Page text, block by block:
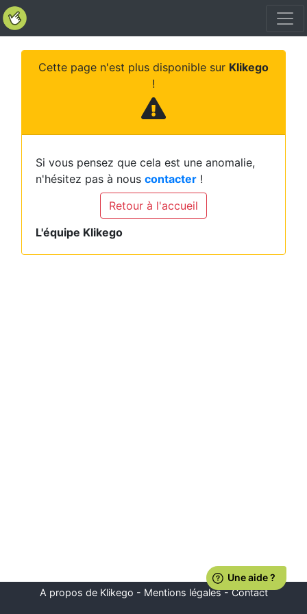
Cette page n'est plus disponible sur Klikego
!
Si vous pensez que cela est une anomalie,
n'hésitez pas à nous contacter !
Retour à l'accueil
L'équipe Klikego
A propos de Klikego - Mentions légales-Contact